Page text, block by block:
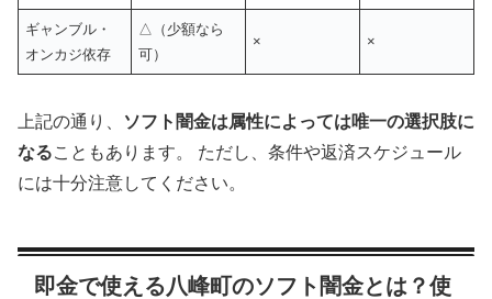
ギャンブル・
オンカジ依存
△（少額なら
可）
× ×
上記の通り、
ソフト闇金は属性によっては唯一の選択肢に
なることもあります。 ただし、条件や返済スケジュール
には十分注意してください。
即金で使える八峰町のソフト闇金とは？使